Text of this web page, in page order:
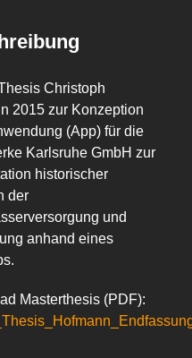
Christoph
2015 zur Konzeption
(App) für die
Karlsruhe GmbH zur
historischer
der
und
anhand eines
Masterthesis (PDF):